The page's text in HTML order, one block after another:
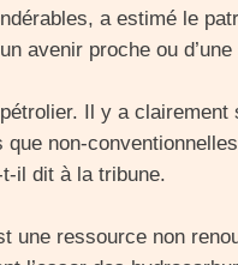
a estimé le
avenir proche ou
Il y a clairement
non-
il dit à la tribune.
une ressource non